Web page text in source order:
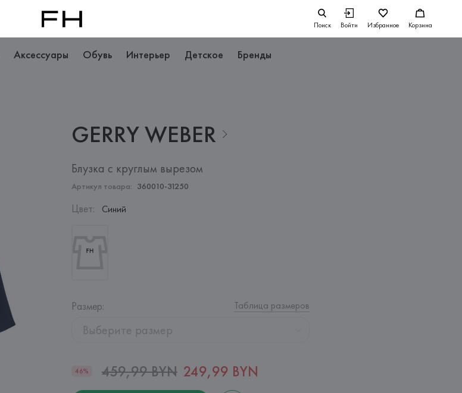
Поиск Войти Избранное Корзина
Аксессуары Обувь Интерьер Детское Бренды
GERRYWEBER
Блузка с круглым вырезом
Артикул товара: 360010-31250
Цвет: Синий
Размер: Таблица размеров
Выберите размер
46% 459,99 BYN 249,99 BYN